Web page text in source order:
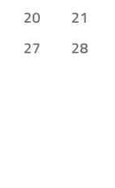
20
21
27
28